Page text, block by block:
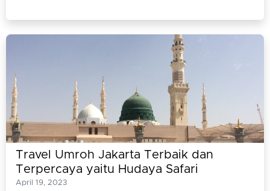
Travel Umroh Jakarta Terbaik dan
Terpercaya yaitu Hudaya Safari
April 19, 2023